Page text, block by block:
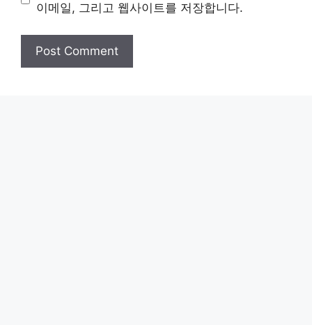
이메일, 그리고 웹사이트를 저장합니다.